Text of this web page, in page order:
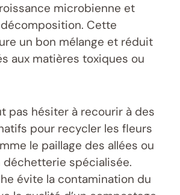
microbienne et
Cette
un bon mélange et réduit
aux matières toxiques ou
pas hésiter à recourir à des
pour recycler les fleurs
le paillage des allées ou
déchetterie spécialisée.
évite la contamination du